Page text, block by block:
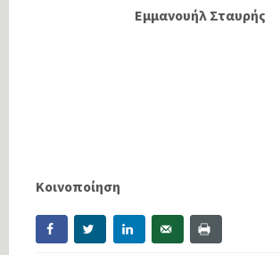
Εμμανουήλ Σταυρής
Κοινοποίηση